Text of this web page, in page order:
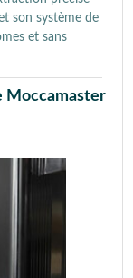
son système de
et sans
Moccamaster